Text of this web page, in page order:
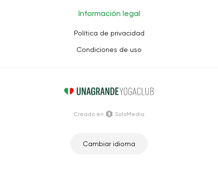
Información legal
Política de privacidad
Condiciones de uso
Cambiar idioma
Creado en SoloMedia